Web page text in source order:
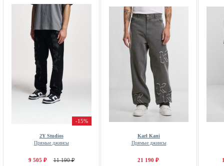
-15%
2Y Studios
Прямые джинсы
9 505 ₽ 11 190 ₽
Karl Kani
Прямые джинсы
21 190 ₽